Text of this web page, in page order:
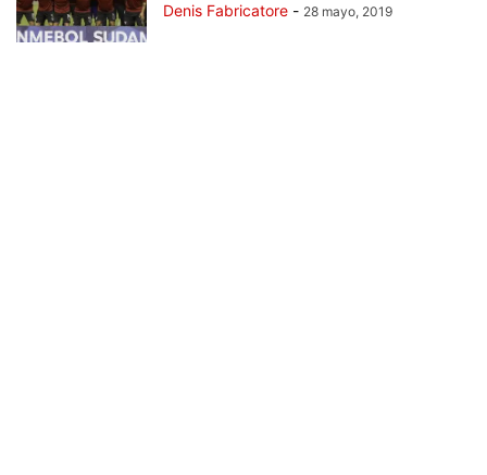
Denis Fabricatore - 28 mayo, 2019